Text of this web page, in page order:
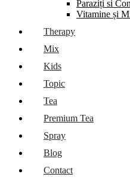
Paraziți si
Vitamine și
Therapy
Mix
Kids
Topic
Tea
Premium Tea
Spray
Blog
Contact